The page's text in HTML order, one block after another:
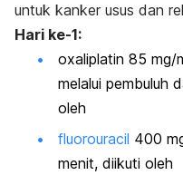
untuk kanker usus dan
Hari ke-1:
oxaliplatin 85 mg/
melalui pembuluh
oleh
fluorouracil 400
menit, diikuti oleh